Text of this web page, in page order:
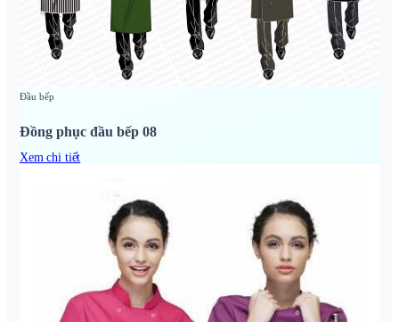
Đầu bếp
Đồng phục đầu bếp 08
Xem chi tiết